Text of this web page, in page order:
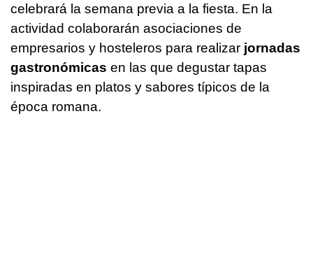
celebrará la semana previa a la fiesta. En la
actividad colaborarán asociaciones de
empresarios y hosteleros para realizar jornadas
gastronómicas en las que degustar tapas
inspiradas en platos y sabores típicos de la
época romana.